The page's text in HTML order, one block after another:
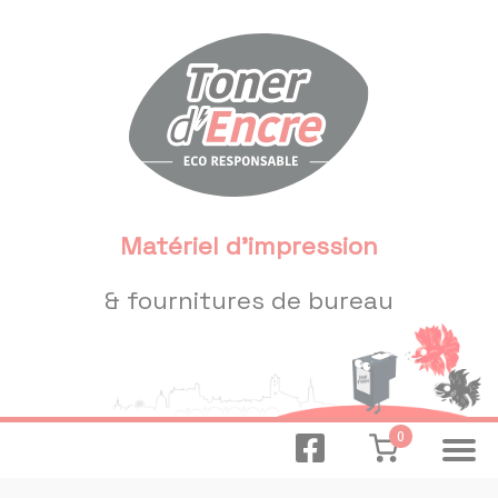
Matériel d'impression
& fournitures de bureau
0